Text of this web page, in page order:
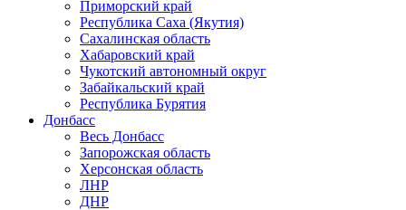
Приморский край
Республика Саха (Якутия)
Сахалинская область
Хабаровский край
Чукотский автономный округ
Забайкальский край
Республика Бурятия
Донбасс
Весь Донбасс
Запорожская область
Херсонская область
ЛНР
ДНР